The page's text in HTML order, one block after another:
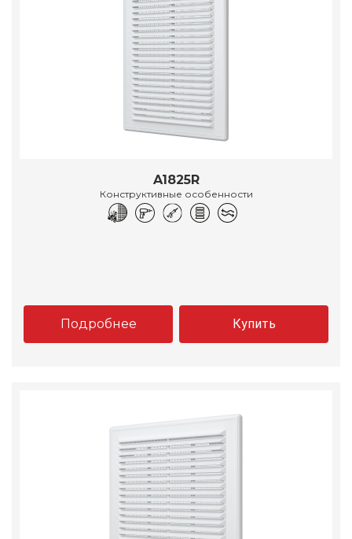
A1825R
Конструктивные особенности
Подробнее Купить